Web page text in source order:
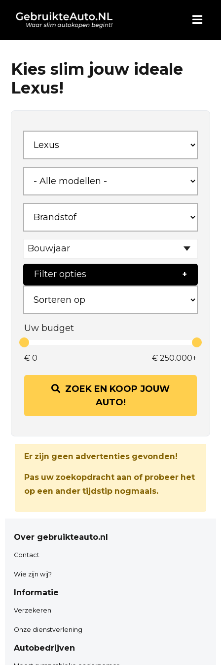
HOME
AUTO KOPEN
BLOG
WIE ZIJN WIJ
CONTACT
Kies slim jouw ideale
Lexus!
Bouwjaar
Filter opties
Uw budget
€ 0 € 250.000+
ZOEK EN KOOP JOUW
AUTO!
Er zijn geen advertenties gevonden!
Pas uw zoekopdracht aan of probeer het
op een ander tijdstip nogmaals.
Over gebruikteauto.nl
Contact
Wie zijn wij?
Informatie
Verzekeren
Onze dienstverlening
Autobedrijven